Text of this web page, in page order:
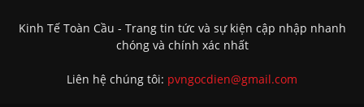
Kinh Tế Toàn Cầu - Trang tin tức và sự kiện cập nhập nhanh
chóng và chính xác nhất
Liên hệ chúng tôi: pvngocdien@gmail.com